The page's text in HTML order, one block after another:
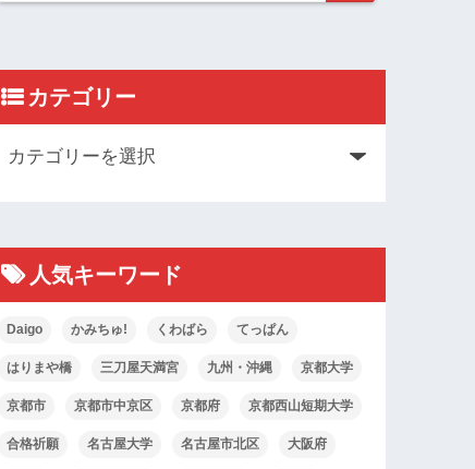
カテゴリー
人気キーワード
Daigo かみちゅ! くわばら てっぱん
はりまや橋 三刀屋天満宮 九州・沖縄 京都大学
京都市 京都市中京区 京都府 京都西山短期大学
合格祈願 名古屋大学 名古屋市北区 大阪府